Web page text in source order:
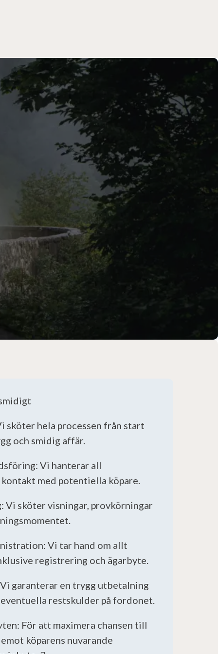
sköter hela processen från start
och smidig affär.
Vi hanterar all
med potentiella köpare.
Vi sköter visningar, provkörningar
Vi tar hand om allt
registrering och ägarbyte.
garanterar en trygg utbetalning
restskulder på fordonet.
För att maximera chansen till
köparens nuvarande